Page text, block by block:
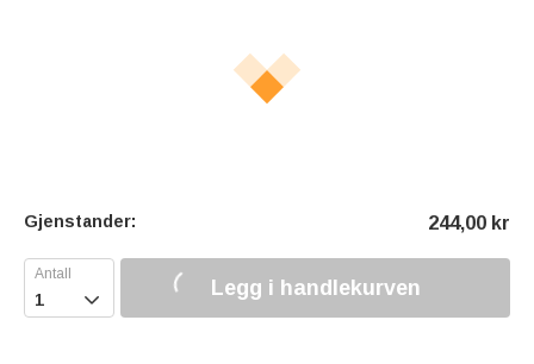
Gjenstander: 244,00 kr
 Legg i handlekurven